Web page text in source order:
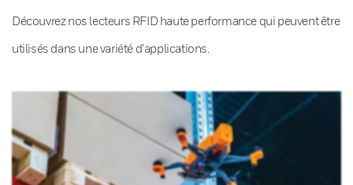
Découvrez nos lecteurs RFID haute performance qui peuvent être
utilisés dans une variété d’applications.